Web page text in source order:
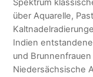
Spektrum
über Aquarelle,
Indien
und
Niedersächsische